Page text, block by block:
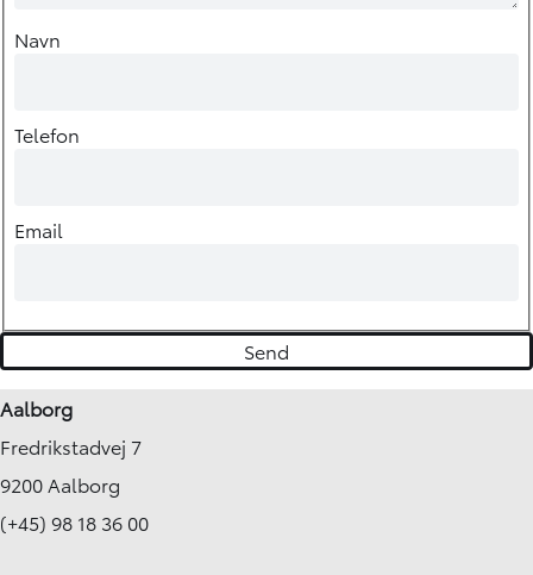
Navn
Telefon
Email
Aalborg
Fredrikstadvej 7
9200 Aalborg
(+45) 98 18 36 00